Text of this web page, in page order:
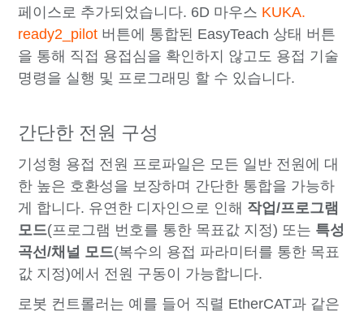
페이스로 추가되었습니다. 6D 마우스 KUKA.
ready2_pilot 버튼에 통합된 EasyTeach 상태 버튼
을 통해 직접 용접심을 확인하지 않고도 용접 기술
명령을 실행 및 프로그래밍 할 수 있습니다.
간단한 전원 구성
기성형 용접 전원 프로파일은 모든 일반 전원에 대
한 높은 호환성을 보장하며 간단한 통합을 가능하
게 합니다. 유연한 디자인으로 인해 작업/프로그램
모드(프로그램 번호를 통한 목표값 지정) 또는 특성
곡선/채널 모드(복수의 용접 파라미터를 통한 목표
값 지정)에서 전원 구동이 가능합니다.
로봇 컨트롤러는 예를 들어 직렬 EtherCAT과 같은